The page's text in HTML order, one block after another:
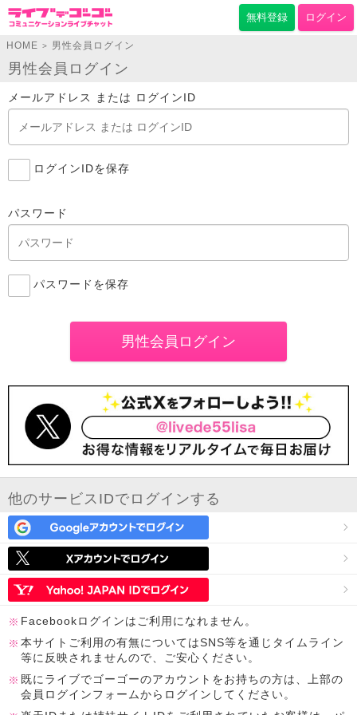
無料登録 ログイン
HOME > 男性会員ログイン
男性会員ログイン
メールアドレス または ログインID
ログインIDを保存
パスワード
パスワードを保存
他のサービスIDでログインする
Facebookログインはご利用になれません。
本サイトご利用の有無についてはSNS等を通じタイムライン
等に反映されませんので、ご安心ください。
既にライブでゴーゴーのアカウントをお持ちの方は、上部の
会員ログインフォームからログインしてください。